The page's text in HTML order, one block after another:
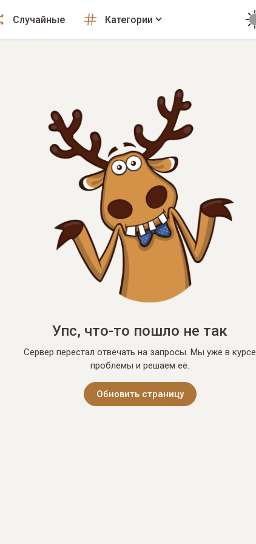
Случайные Категории
Упс, что-то пошло не так
Сервер перестал отвечать на запросы. Мы уже в курсе
проблемы и решаем её.
Обновить страницу